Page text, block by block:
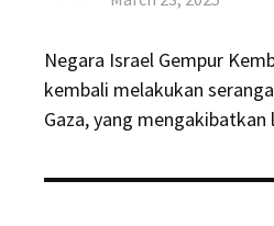
Negara Israel Gempur
kembali melakukan
Gaza, yang